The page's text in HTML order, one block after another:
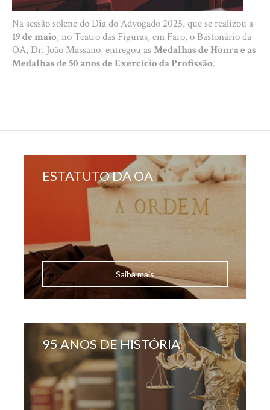
Na sessão solene do Dia do Advogado 2025, que se realizou a
19 de maio, no Teatro das Figuras, em Faro, o Bastonário da
OA, Dr. João Massano, entregou asMedalhas de Honra e as
Medalhas de 50 anos de Exercício da Profissão.
ESTATUTO DA OA
Saiba mais
95 ANOS DE HISTÓRIA